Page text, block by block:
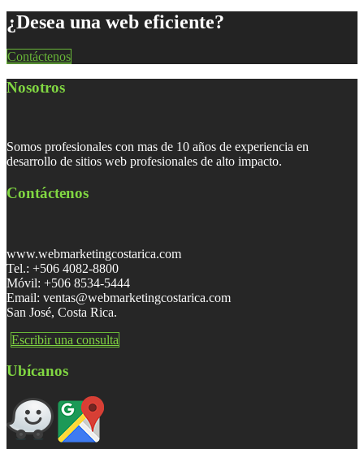
¿Desea una web eficiente?
Contáctenos
Nosotros
Somos profesionales con mas de 10 años de experiencia en
desarrollo de sitios web profesionales de alto impacto.
Contáctenos
www.webmarketingcostarica.com
Tel.: +506 4082-8800
Móvil: +506 8534-5444
Email: ventas@webmarketingcostarica.com
San José, Costa Rica.
Escribir una consulta
Ubícanos